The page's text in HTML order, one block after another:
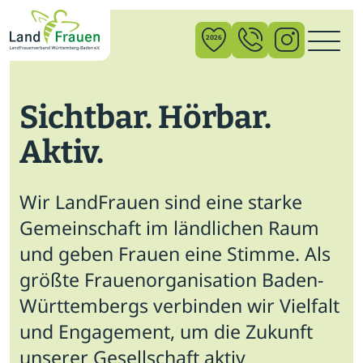
2026
Sichtbar. Hörbar.
Aktiv.
Wir LandFrauen sind eine starke
Gemeinschaft im ländlichen Raum
und geben Frauen eine Stimme. Als
größte Frauenorganisation Baden-
Württembergs verbinden wir Vielfalt
und Engagement, um die Zukunft
unserer Gesellschaft aktiv
×
News
Verband
Politik
Bildung
Gemeinschaft
Vor Ort
Startseite